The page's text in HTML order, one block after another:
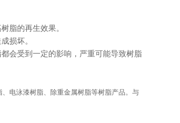
脂的再生效果。
损坏。
会受到一定的影响，严重可能导致树脂
电泳漆树脂、除重金属树脂等树脂产品。与